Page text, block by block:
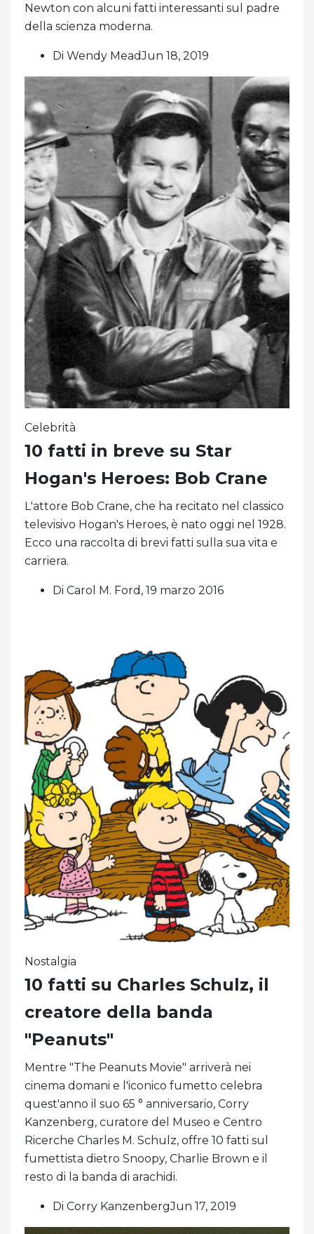
Newton con alcuni fatti interessanti sul padre
della scienza moderna.
Di Wendy MeadJun 18, 2019
Celebrità
10 fatti in breve su Star
Hogan's Heroes: Bob Crane
L'attore Bob Crane, che ha recitato nel classico
televisivo Hogan's Heroes, è nato oggi nel 1928.
Ecco una raccolta di brevi fatti sulla sua vita e
carriera.
Di Carol M. Ford, 19 marzo 2016
Nostalgia
10 fatti su Charles Schulz, il
creatore della banda
"Peanuts"
Mentre "The Peanuts Movie" arriverà nei
cinema domani e l'iconico fumetto celebra
quest'anno il suo 65 ° anniversario, Corry
Kanzenberg, curatore del Museo e Centro
Ricerche Charles M. Schulz, offre 10 fatti sul
fumettista dietro Snoopy, Charlie Brown e il
resto di la banda di arachidi.
Di Corry KanzenbergJun 17, 2019